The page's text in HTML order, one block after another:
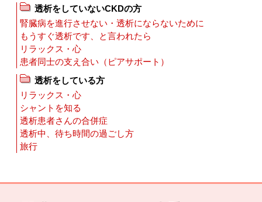
透析をしていないCKDの方
腎臓病を進行させない・透析にならないために
もうすぐ透析です、と言われたら
リラックス・心
患者同士の支え合い（ピアサポート）
透析をしている方
リラックス・心
シャントを知る
透析患者さんの合併症
透析中、待ち時間の過ごし方
旅行